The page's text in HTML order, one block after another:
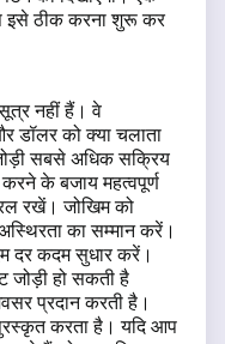
इसे ठीक करना शुरू कर
नहीं हैं। वे
डॉलर को क्या चलाता
सबसे अधिक सक्रिय
के बजाय महत्वपूर्ण
रखें। जोखिम को
का सम्मान करें।
दर कदम सुधार करें।
जोड़ी हो सकती है
प्रदान करती है।
करता है। यदि आप